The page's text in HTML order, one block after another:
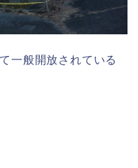
一般開放されている